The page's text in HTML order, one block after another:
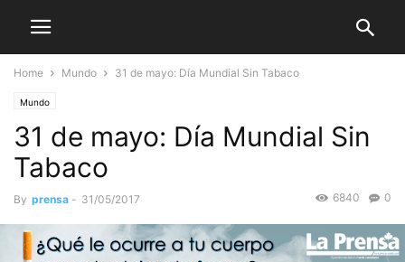
Home Mundo 31 de mayo: Día Mundial Sin Tabaco
Mundo
31 de mayo: Día Mundial Sin
Tabaco
By prensa - 31/05/2017 0
6840